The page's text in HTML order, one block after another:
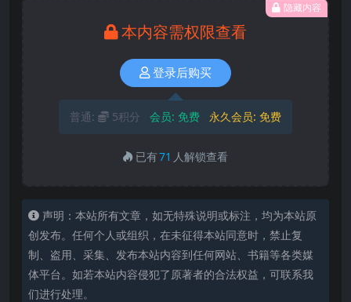
隐藏内容
本内容需权限查看
登录后购买
普通: 5积分 会员: 免费 永久会员: 免费
已有71 人解锁查看
声明：本站所有文章，如无特殊说明或标注，均为本站原
创发布。任何个人或组织，在未征得本站同意时，禁止复
制、盗用、采集、发布本站内容到任何网站、书籍等各类媒
体平台。如若本站内容侵犯了原著者的合法权益，可联系我
们进行处理。